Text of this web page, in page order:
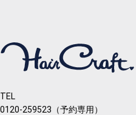
TEL
0120-259523（予約専用）